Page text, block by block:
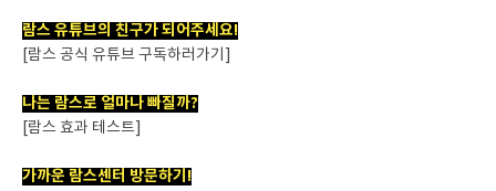
람스 유튜브의 친구가 되어주세요!
[람스 공식 유튜브 구독하러가기]
나는 람스로 얼마나 빠질까?
[람스 효과 테스트]
가까운 람스센터 방문하기!